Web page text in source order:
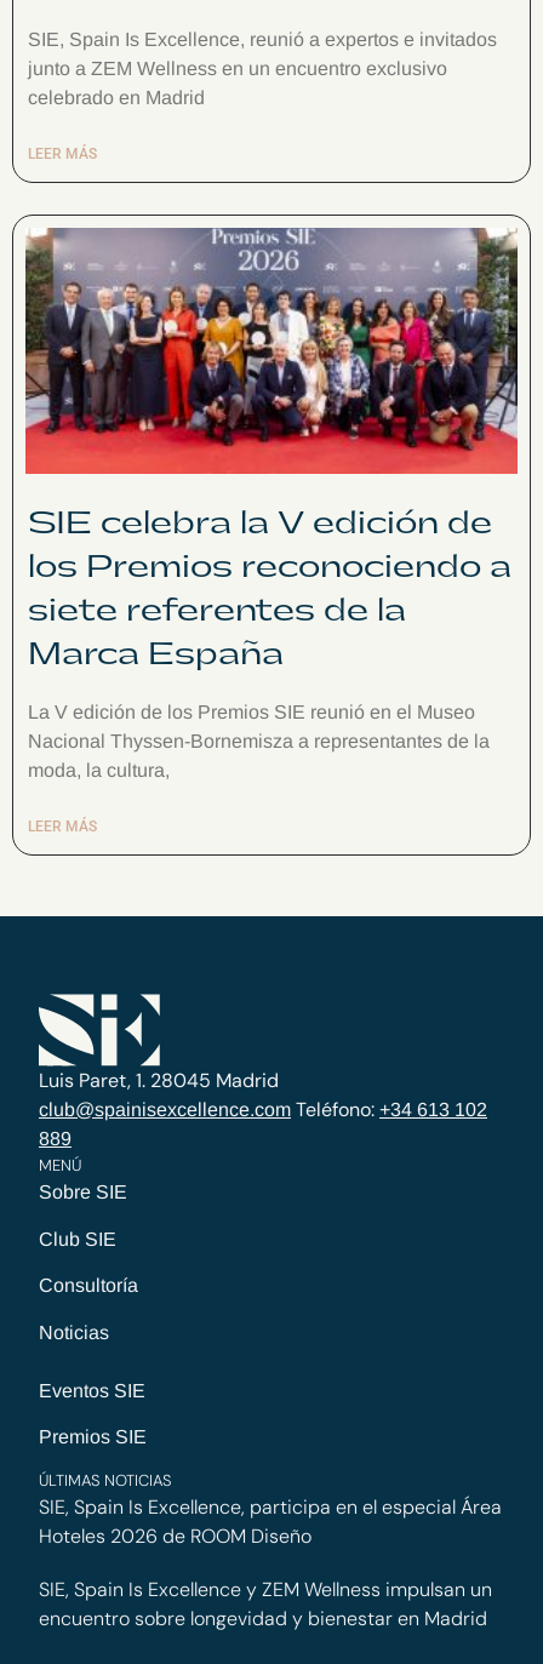
SIE, Spain Is Excellence, reunió a expertos e invitados
junto a ZEM Wellness en un encuentro exclusivo
celebrado en Madrid
LEER MÁS
SIE celebra la V edición de
los Premios reconociendo a
siete referentes de la
Marca España
La V edición de los Premios SIE reunió en el Museo
Nacional Thyssen-Bornemisza a representantes de la
moda, la cultura,
LEER MÁS
Luis Paret, 1. 28045 Madrid
club@spainisexcellence.com Teléfono: +34 613 102
889
MENÚ
Sobre SIE
Club SIE
Consultoría
Noticias
Eventos SIE
Premios SIE
ÚLTIMAS NOTICIAS
SIE, Spain Is Excellence, participa en el especial Área
Hoteles 2026 de ROOM Diseño
SIE, Spain Is Excellence y ZEM Wellness impulsan un
encuentro sobre longevidad y bienestar en Madrid